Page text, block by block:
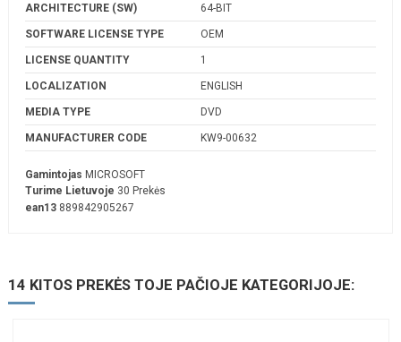
ARCHITECTURE (SW) 64-BIT
SOFTWARE LICENSE TYPE OEM
LICENSE QUANTITY 1
LOCALIZATION ENGLISH
MEDIA TYPE DVD
MANUFACTURER CODE KW9-00632
Gamintojas MICROSOFT
Turime Lietuvoje 30 Prekės
ean13 889842905267
14 KITOS PREKĖS TOJE PAČIOJE KATEGORIJOJE: